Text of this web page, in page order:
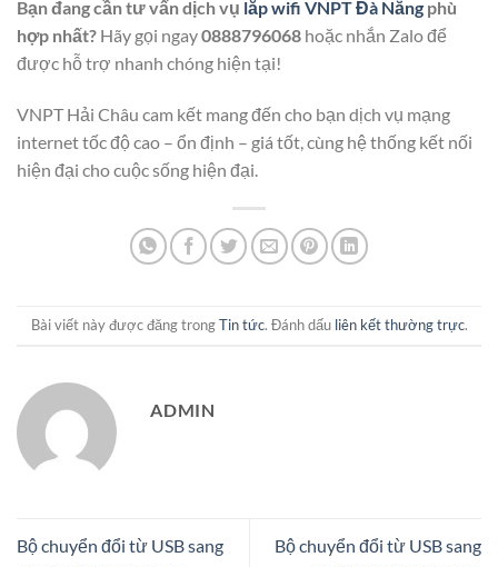
Bạn đang cần tư vấn dịch vụ lắp wifi VNPT Đà Nẵng phù
hợp nhất? Hãy gọi ngay0888796068 hoặc nhắn Zalo để
được hỗ trợ nhanh chóng hiện tại!
VNPT Hải Châu cam kết mang đến cho bạn dịch vụ mạng
internet tốc độ cao – ổn định – giá tốt, cùng hệ thống kết nối
hiện đại cho cuộc sống hiện đại.
Bài viết này được đăng trongTin tức. Đánh dấu liên kết thường trực.
ADMIN
Bộ chuyển đổi từ USB sang
Bộ chuyển đổi từ USB sang